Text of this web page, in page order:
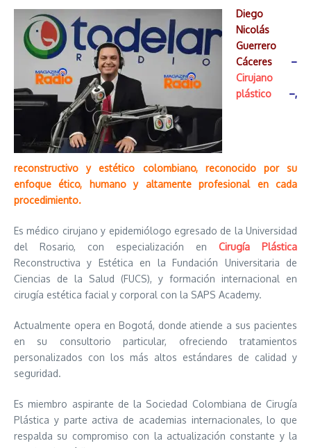
Diego
Nicolás
Guerrero
Cáceres
–
Cirujano
plástico –,
reconstructivo y estético colombiano, reconocido por su
enfoque ético, humano y altamente profesional en cada
procedimiento.
Es médico cirujano y epidemiólogo egresado de la Universidad
del Rosario, con especialización en Cirugía Plástica
Reconstructiva y Estética en la Fundación Universitaria de
Ciencias de la Salud (FUCS), y formación internacional en
cirugía estética facial y corporal con la SAPS Academy.
Actualmente opera en Bogotá, donde atiende a sus pacientes
en su consultorio particular, ofreciendo tratamientos
personalizados con los más altos estándares de calidad y
seguridad.
Es miembro aspirante de la Sociedad Colombiana de Cirugía
Plástica y parte activa de academias internacionales, lo que
respalda su compromiso con la actualización constante y la